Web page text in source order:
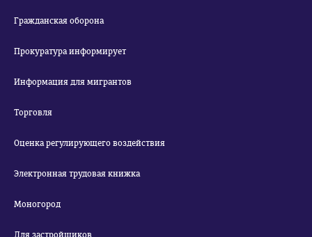
Гражданская оборона
Прокуратура информирует
Информация для мигрантов
Торговля
Оценка регулирующего воздействия
Электронная трудовая книжка
Моногород
Для застройщиков